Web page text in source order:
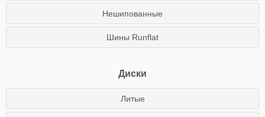
Нешипованные
Шины Runflat
Диски
Литые